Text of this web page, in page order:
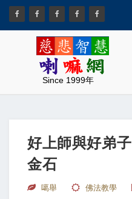
Since 1999年
好上師與好弟
金石
噶舉 佛法教學